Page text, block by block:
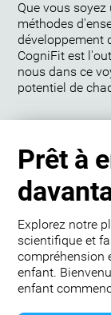
Que vous
méthodes
développement
CogniFit est
nous dans ce
potentiel de
Prêt à
Explorez notre
scientifique et
compréhension
enfant.
enfant